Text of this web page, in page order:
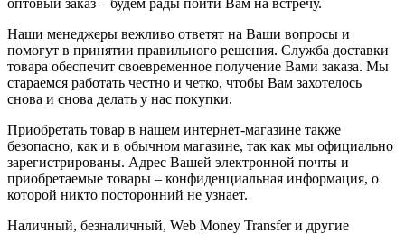
Наши менеджеры вежливо ответят на Ваши вопросы и
помогут в принятии правильного решения. Служба доставки
товара обеспечит своевременное получение Вами заказа. Мы
стараемся работать честно и четко, чтобы Вам захотелось
снова и снова делать у нас покупки.
Приобретать товар в нашем интернет-магазине также
безопасно, как и в обычном магазине, так как мы официально
зарегистрированы. Адрес Вашей электронной почты и
приобретаемые товары – конфиденциальная информация, о
которой никто посторонний не узнает.
Наличный, безналичный, Web Money Transfer и другие